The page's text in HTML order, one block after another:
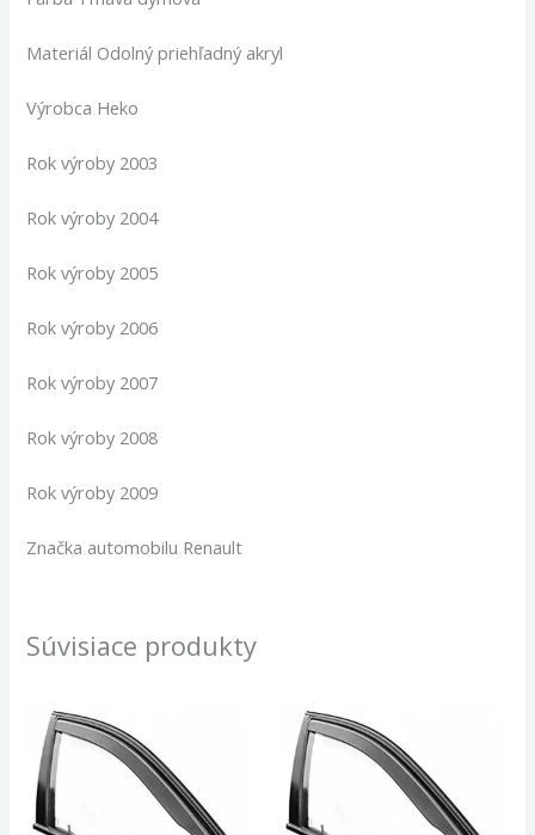
Materiál Odolný priehľadný akryl
Výrobca Heko
Rok výroby 2003
Rok výroby 2004
Rok výroby 2005
Rok výroby 2006
Rok výroby 2007
Rok výroby 2008
Rok výroby 2009
Značka automobilu Renault
Súvisiace produkty